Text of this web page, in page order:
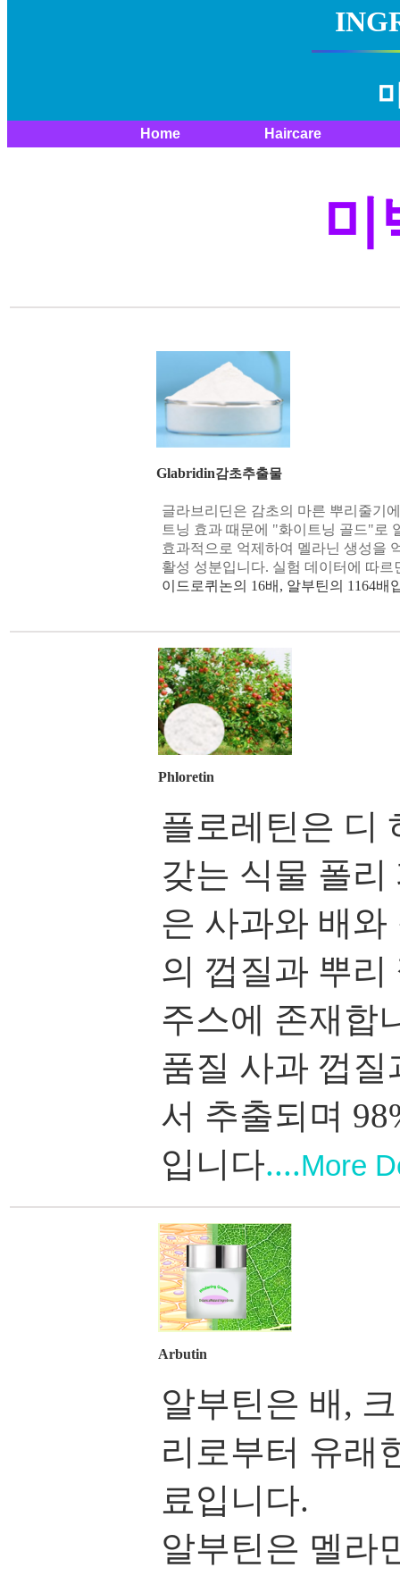
Home Haircare
미
Glabridin감초추출물
글라브리딘은 감초의 마른 뿌리줄기
트닝 효과 때문에 "화이트닝 골드"로
효과적으로 억제하여 멜라닌 생성을
활성 성분입니다. 실험 데이터에 따
이드로퀴논의 16배, 알부틴의 1164배
Phloretin
플로레틴은 디
갖는 식물 폴리
은 사과와 배
의 껍질과 뿌
주스에 존재합
품질 사과 껍
서 추출되며
입니다....More
Arbutin
알부틴은 배,
리로부터 유래
료입니다.
알부틴은 멜라